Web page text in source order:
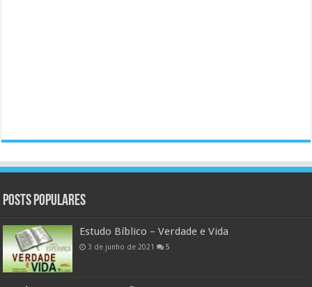
Posts populares
Estudo Bíblico – Verdade e Vida
3 de junho de 2021 5